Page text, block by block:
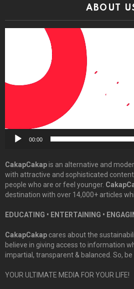
ABOUT
00:00
CakapCakapis an alternative and
with attractive and sophisticated
people who are or feel younger.
destination with over 14,000+ articles
EDUCATING • ENTERTAINING •
CakapCakap cares about the
believe in giving access to information
impartial, transparent & balanced. So,
YOUR ULTIMATE MEDIA FOR YOUR LIFE!